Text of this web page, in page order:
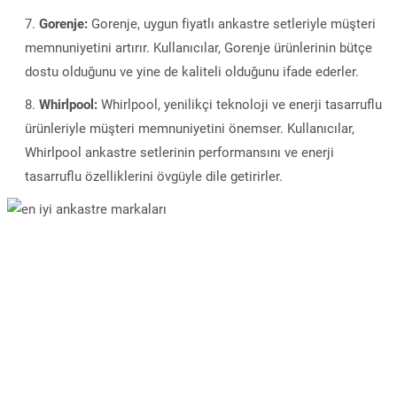
Gorenje: Gorenje, uygun fiyatlı ankastre setleriyle müşteri
memnuniyetini artırır. Kullanıcılar, Gorenje ürünlerinin bütçe
dostu olduğunu ve yine de kaliteli olduğunu ifade ederler.
Whirlpool: Whirlpool, yenilikçi teknoloji ve enerji tasarruflu
ürünleriyle müşteri memnuniyetini önemser. Kullanıcılar,
Whirlpool ankastre setlerinin performansını ve enerji
tasarruflu özelliklerini övgüyle dile getirirler.